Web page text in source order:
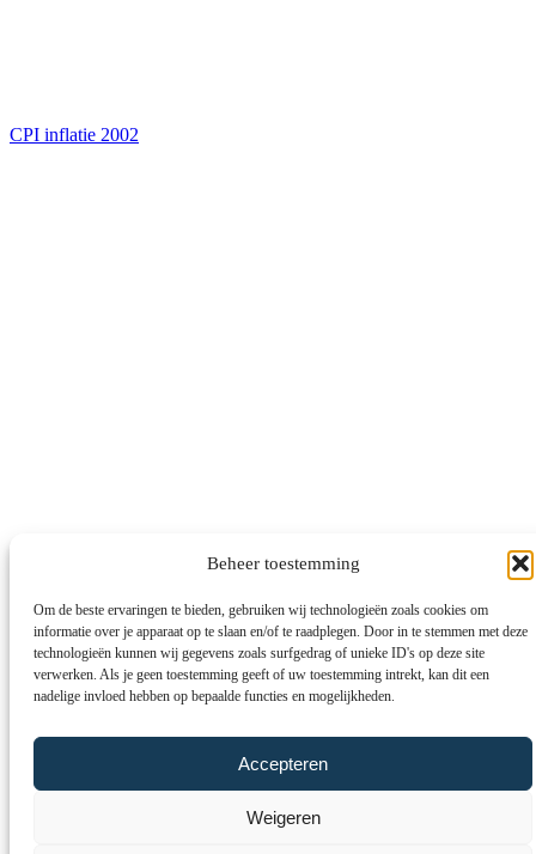
Beheer toestemming
Om de beste ervaringen te bieden, gebruiken wij technologieën zoals cookies om
informatie over je apparaat op te slaan en/of te raadplegen. Door in te stemmen met deze
technologieën kunnen wij gegevens zoals surfgedrag of unieke ID's op deze site
verwerken. Als je geen toestemming geeft of uw toestemming intrekt, kan dit een
nadelige invloed hebben op bepaalde functies en mogelijkheden.
Accepteren
Weigeren
CPI inflatie 2002